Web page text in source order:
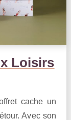
Loisirs
cache un
Avec son